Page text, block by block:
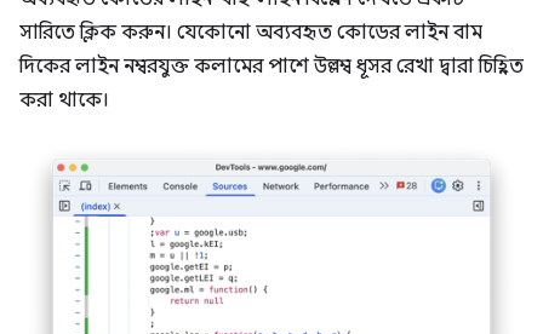
সারিতে ক্লিক করুন। যেকোনো অব্যবহৃত কোডের লাইন বাম
দিকের লাইন নম্বরযুক্ত কলামের পাশে উল্লম্ব ধূসর রেখা দ্বারা চিহ্নিত
করা থাকে।